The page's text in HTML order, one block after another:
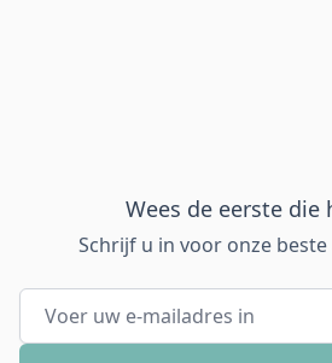
Wees de eerste die
Schrijf u in voor onze
E-mail adres